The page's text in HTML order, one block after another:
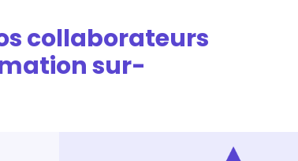
collaborateurs
sur-